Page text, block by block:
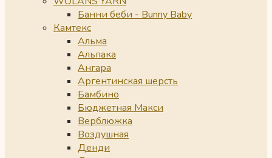
Банни беби - Bunny Baby
Камтекс
Альма
Альпака
Ангара
Аргентинская шерсть
Бамбино
Бюджетная Макси
Верблюжка
Воздушная
Денди